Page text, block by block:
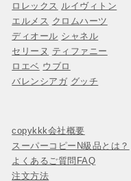
ロレックス ルイヴィトン
エルメス クロムハーツ
ディオール シャネル
セリーヌ ティファニー
ロエベ ウブロ
バレンシアガ グッチ
copykkk会社概要
スーパーコピーN級品とは？
よくあるご質問FAQ
注文方法